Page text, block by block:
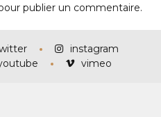
publier un commentaire.
instagram
vimeo